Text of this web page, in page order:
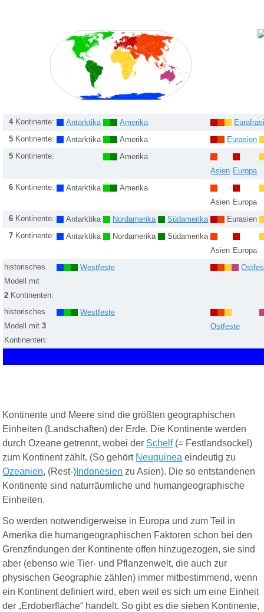
4 Kontinente: Antarktika Amerika
5 Kontinente: Antarktika Amerika
Eurasien
5 Kontinente:
Amerika
Asien Europa
6 Kontinente: Antarktika
Amerika
Asien Europa
6 Kontinente: Antarktika Nordamerika Südamerika
Eurasien
7 Kontinente: Antarktika Nordamerika
Südamerika
Asien Europa
historisches
Modell mit
2 Kontinenten:
Westfeste
historisches
Modell mit 3
Kontinenten:
Westfeste
Ostfeste
Kontinente und Meere sind die größten geographischen
Einheiten (Landschaften) der Erde. Die Kontinente werden
durch Ozeane getrennt, wobei der Schelf(= Festlandsockel)
zum Kontinent zählt. (So gehört Neuguinea eindeutig zu
Ozeanien, (Rest-) Indonesien zu Asien). Die so entstandenen
Kontinente sind naturräumliche und humangeographische
Einheiten.
So werden notwendigerweise in Europa und zum Teil in
Amerika die humangeographischen Faktoren schon bei den
Grenzfindungen der Kontinente offen hinzugezogen, sie sind
aber (ebenso wie Tier- und Pflanzenwelt, die auch zur
physischen Geographie zählen) immer mitbestimmend, wenn
ein Kontinent definiert wird, eben weil es sich um eine Einheit
der „Erdoberfläche“ handelt. So gibt es die sieben Kontinente,